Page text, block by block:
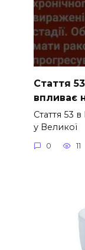
Стаття
впливає
Стаття 53
у Великої
0 11